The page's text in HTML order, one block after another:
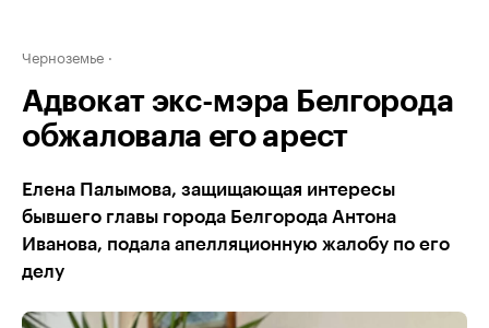
Черноземье
Адвокат экс-мэра Белгорода
обжаловала его арест
Елена Палымова, защищающая интересы
бывшего главы города Белгорода Антона
Иванова, подала апелляционную жалобу по его
делу